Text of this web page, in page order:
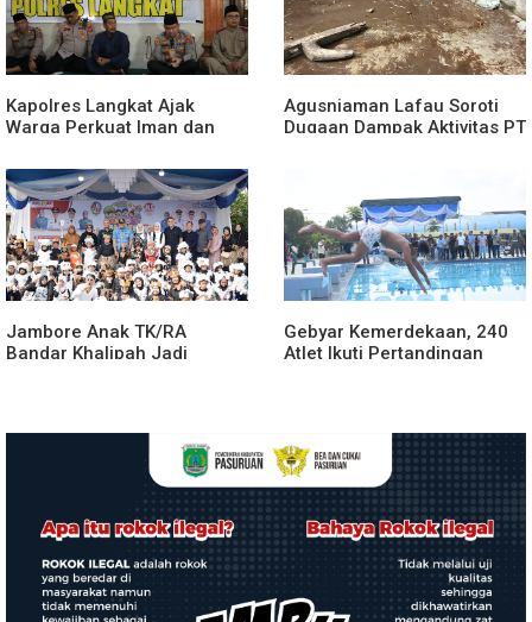
Kapolres Langkat Ajak
Warga Perkuat Iman dan
Safari Jumat Curhat
Agusniaman Lafau Soroti
Dugaan Dampak Aktivitas PT
Jambore Anak TK/RA
Bandar Khalipah Jadi
Gebyar Kemerdekaan, 240
Atlet Ikuti Pertandingan